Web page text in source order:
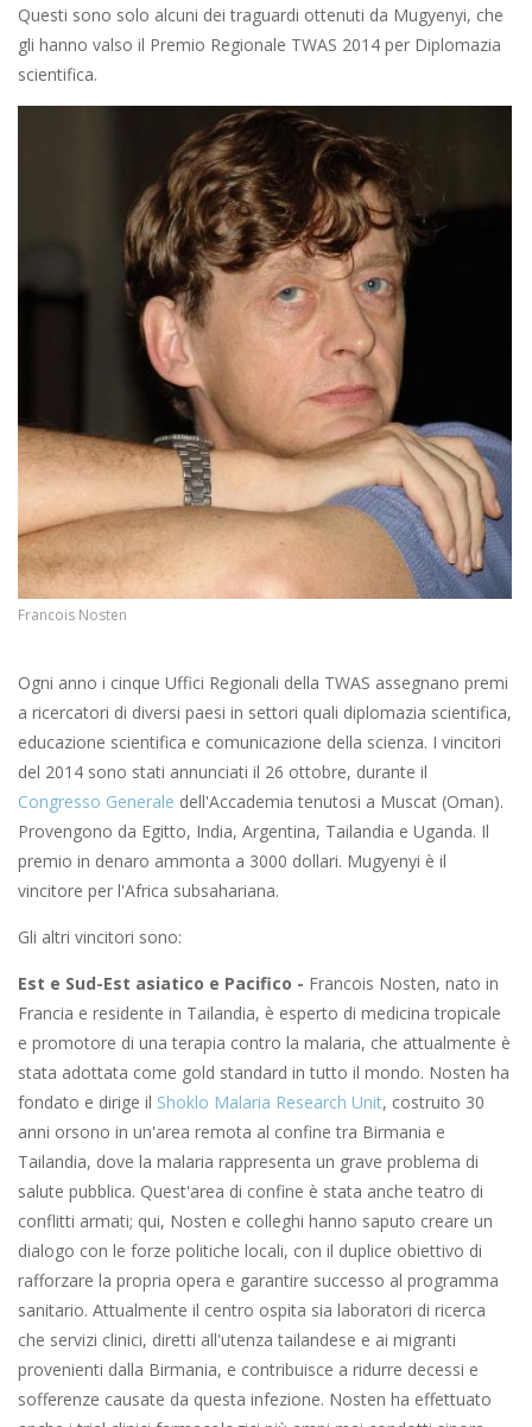
Questi sono solo alcuni dei traguardi ottenuti da Mugyenyi, che
gli hanno valso il Premio Regionale TWAS 2014 per Diplomazia
scientifica.
Francois Nosten
Ogni anno i cinque Uffici Regionali della TWAS assegnano premi
a ricercatori di diversi paesi in settori quali diplomazia scientifica,
educazione scientifica e comunicazione della scienza. I vincitori
del 2014 sono stati annunciati il 26 ottobre, durante il
Congresso Generale dell'Accademia tenutosi a Muscat (Oman).
Provengono da Egitto, India, Argentina, Tailandia e Uganda. Il
premio in denaro ammonta a 3000 dollari. Mugyenyi è il
vincitore per l'Africa subsahariana.
Gli altri vincitori sono:
Est e Sud-Est asiatico e Pacifico - Francois Nosten, nato in
Francia e residente in Tailandia, è esperto di medicina tropicale
e promotore di una terapia contro la malaria, che attualmente è
stata adottata come gold standard in tutto il mondo. Nosten ha
fondato e dirige il Shoklo Malaria Research Unit, costruito 30
anni orsono in un'area remota al confine tra Birmania e
Tailandia, dove la malaria rappresenta un grave problema di
salute pubblica. Quest'area di confine è stata anche teatro di
conflitti armati; qui, Nosten e colleghi hanno saputo creare un
dialogo con le forze politiche locali, con il duplice obiettivo di
rafforzare la propria opera e garantire successo al programma
sanitario. Attualmente il centro ospita sia laboratori di ricerca
che servizi clinici, diretti all'utenza tailandese e ai migranti
provenienti dalla Birmania, e contribuisce a ridurre decessi e
sofferenze causate da questa infezione. Nosten ha effettuato